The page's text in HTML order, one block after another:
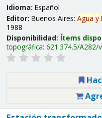
Idioma: Español
Editor: Buenos Aires: Agua y
1988
Disponibilidad: Ítems
topográfica: 621.374.5/A282/